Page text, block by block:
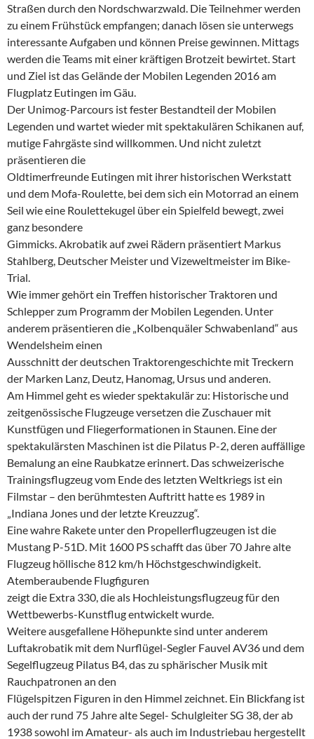
Straßen durch den Nordschwarzwald. Die Teilnehmer werden
zu einem Frühstück empfangen; danach lösen sie unterwegs
interessante Aufgaben und können Preise gewinnen. Mittags
werden die Teams mit einer kräftigen Brotzeit bewirtet. Start
und Ziel ist das Gelände der Mobilen Legenden 2016 am
Flugplatz Eutingen im Gäu.
Der Unimog-Parcours ist fester Bestandteil der Mobilen
Legenden und wartet wieder mit spektakulären Schikanen auf,
mutige Fahrgäste sind willkommen. Und nicht zuletzt
präsentieren die
Oldtimerfreunde Eutingen mit ihrer historischen Werkstatt
und dem Mofa-Roulette, bei dem sich ein Motorrad an einem
Seil wie eine Roulettekugel über ein Spielfeld bewegt, zwei
ganz besondere
Gimmicks. Akrobatik auf zwei Rädern präsentiert Markus
Stahlberg, Deutscher Meister und Vizeweltmeister im Bike-
Trial.
Wie immer gehört ein Treffen historischer Traktoren und
Schlepper zum Programm der Mobilen Legenden. Unter
anderem präsentieren die „Kolbenquäler Schwabenland“ aus
Wendelsheim einen
Ausschnitt der deutschen Traktorengeschichte mit Treckern
der Marken Lanz, Deutz, Hanomag, Ursus und anderen.
Am Himmel geht es wieder spektakulär zu: Historische und
zeitgenössische Flugzeuge versetzen die Zuschauer mit
Kunstfügen und Fliegerformationen in Staunen. Eine der
spektakulärsten Maschinen ist die Pilatus P-2, deren auffällige
Bemalung an eine Raubkatze erinnert. Das schweizerische
Trainingsflugzeug vom Ende des letzten Weltkriegs ist ein
Filmstar – den berühmtesten Auftritt hatte es 1989 in
„Indiana Jones und der letzte Kreuzzug“.
Eine wahre Rakete unter den Propellerflugzeugen ist die
Mustang P-51D. Mit 1600 PS schafft das über 70 Jahre alte
Flugzeug höllische 812 km/h Höchstgeschwindigkeit.
Atemberaubende Flugfiguren
zeigt die Extra 330, die als Hochleistungsflugzeug für den
Wettbewerbs-Kunstflug entwickelt wurde.
Weitere ausgefallene Höhepunkte sind unter anderem
Luftakrobatik mit dem Nurflügel-Segler Fauvel AV36 und dem
Segelflugzeug Pilatus B4, das zu sphärischer Musik mit
Rauchpatronen an den
Flügelspitzen Figuren in den Himmel zeichnet. Ein Blickfang ist
auch der rund 75 Jahre alte Segel- Schulgleiter SG 38, der ab
1938 sowohl im Amateur- als auch im Industriebau hergestellt